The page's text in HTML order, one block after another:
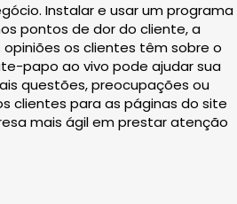
Instalar e usar um programa
pontos de dor do cliente, a
os clientes têm sobre o
papo ao vivo pode ajudar sua
questões, preocupações ou
clientes para as páginas do site
mais ágil em prestar atenção